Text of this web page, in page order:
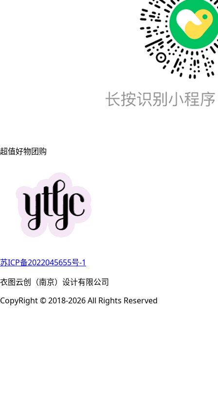
超值好物团购
苏ICP备2022045655号-1
衣图云创（南京）设计有限公司
CopyRight © 2018-2026 All Rights Reserved